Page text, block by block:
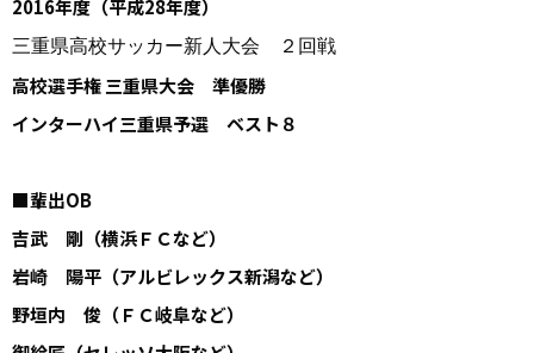
2016年度（平成28年度）
三重県高校サッカー新人大会 ２回戦
高校選手権 三重県大会 準優勝
インターハイ三重県予選 ベスト８
■輩出OB
吉武 剛（横浜ＦＣなど）
岩崎 陽平（アルビレックス新潟など）
野垣内 俊（ＦＣ岐阜など）